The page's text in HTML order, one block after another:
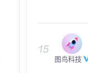
图鸟科技